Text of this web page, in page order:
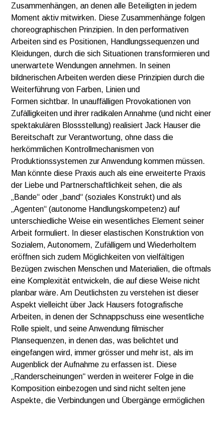
Zusammenhängen, an denen alle Beteiligten in jedem
Moment aktiv mitwirken. Diese Zusammenhänge folgen
choreographischen Prinzipien. In den performativen
Arbeiten sind es Positionen, Handlungssequenzen und
Kleidungen, durch die sich Situationen transformieren und
unerwartete Wendungen annehmen. In seinen
bildnerischen Arbeiten werden diese Prinzipien durch die
Weiterführung von Farben, Linien und
Formen sichtbar. In unauffälligen Provokationen von
Zufälligkeiten und ihrer radikalen Annahme (und nicht einer
spektakulären Blossstellung) realisiert Jack Hauser die
Bereitschaft zur Verantwortung, ohne dass die
herkömmlichen Kontrollmechanismen von
Produktionssystemen zur Anwendung kommen müssen.
Man könnte diese Praxis auch als eine erweiterte Praxis
der Liebe und Partnerschaftlichkeit sehen, die als
„Bande“ oder „band“ (soziales Konstrukt) und als
„Agenten“ (autonome Handlungskompetenz) auf
unterschiedliche Weise ein wesentliches Element seiner
Arbeit formuliert. In dieser elastischen Konstruktion von
Sozialem, Autonomem, Zufälligem und Wiederholtem
eröffnen sich zudem Möglichkeiten von vielfältigen
Bezügen zwischen Menschen und Materialien, die oftmals
eine Komplexität entwickeln, die auf diese Weise nicht
planbar wäre. Am Deutlichsten zu verstehen ist dieser
Aspekt vielleicht über Jack Hausers fotografische
Arbeiten, in denen der Schnappschuss eine wesentliche
Rolle spielt, und seine Anwendung filmischer
Plansequenzen, in denen das, was belichtet und
eingefangen wird, immer grösser und mehr ist, als im
Augenblick der Aufnahme zu erfassen ist. Diese
„Randerscheinungen“ werden in weiterer Folge in die
Komposition einbezogen und sind nicht selten jene
Aspekte, die Verbindungen und Übergänge ermöglichen